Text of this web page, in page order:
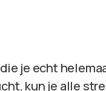
je echt
kun je alle